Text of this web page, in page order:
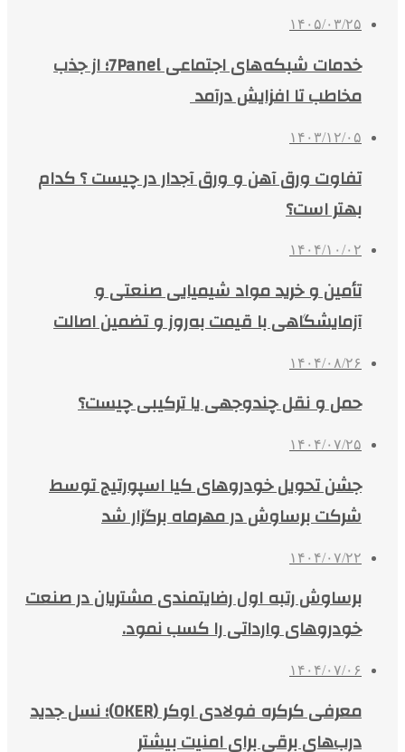
۱۴۰۵/۰۳/۲۵
خدمات شبکه‌های اجتماعی 7Panel؛ از جذب
مخاطب تا افزایش درآمد
۱۴۰۳/۱۲/۰۵
تفاوت ورق آهن و ورق آجدار در چیست ؟ کدام
بهتر است؟
۱۴۰۴/۱۰/۰۲
تأمین و خرید مواد شیمیایی صنعتی و
آزمایشگاهی با قیمت به‌روز و تضمین اصالت
۱۴۰۴/۰۸/۲۶
حمل و نقل چندوجهی یا ترکیبی چیست؟
۱۴۰۴/۰۷/۲۵
جشن تحویل خودروهای کیا اسپورتیج توسط
شرکت برساوش در مهرماه برگزار شد
۱۴۰۴/۰۷/۲۲
برساوش رتبه اول رضایتمندی مشتریان در صنعت
خودروهای وارداتی را کسب نمود.
۱۴۰۴/۰۷/۰۶
معرفی کرکره فولادی اوکر (OKER)؛ نسل جدید
درب‌های برقی برای امنیت بیشتر